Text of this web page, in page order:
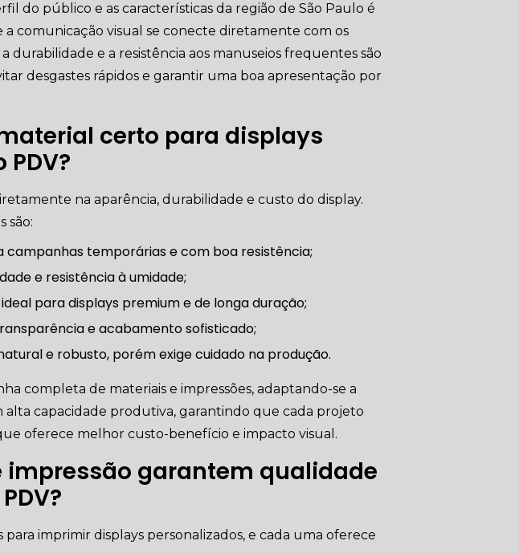
do público e as características da região de São Paulo é
comunicação visual se conecte diretamente com os
durabilidade e a resistência aos manuseios frequentes são
desgastes rápidos e garantir uma boa apresentação por
certo para displays
na aparência, durabilidade e custo do display.
são:
campanhas temporárias e com boa resistência;
e resistência à umidade;
para displays premium e de longa duração;
e acabamento sofisticado;
e robusto, porém exige cuidado na produção.
completa de materiais e impressões, adaptando-se a
alta capacidade produtiva, garantindo que cada projeto
oferece melhor custo-benefício e impacto visual.
impressão garantem qualidade
para imprimir displays personalizados, e cada uma oferece